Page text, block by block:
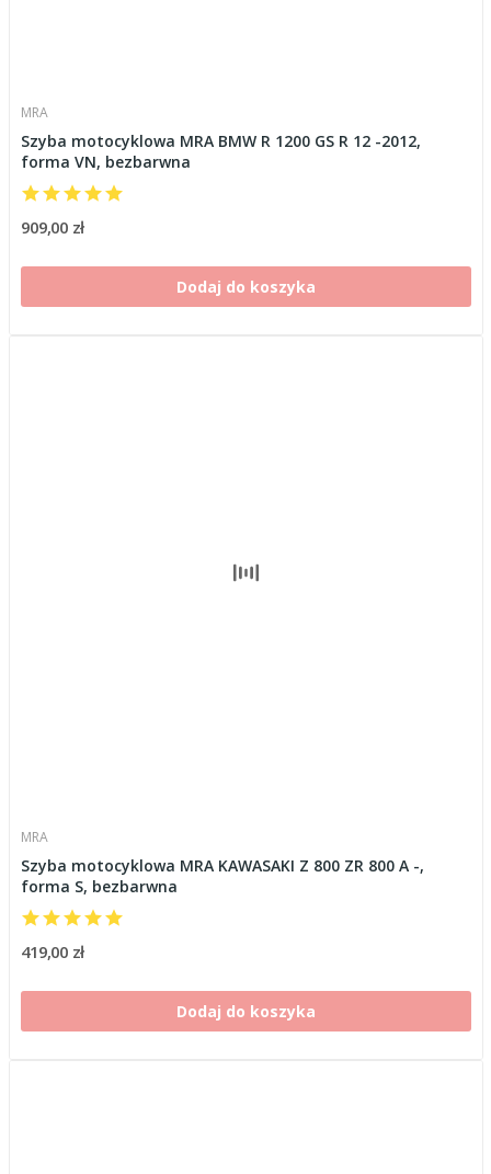
MRA
Szyba motocyklowa MRA BMW R 1200 GS R 12 -2012,
forma VN, bezbarwna
909,00 zł
Dodaj do koszyka
MRA
Szyba motocyklowa MRA KAWASAKI Z 800 ZR 800 A -,
forma S, bezbarwna
419,00 zł
Dodaj do koszyka